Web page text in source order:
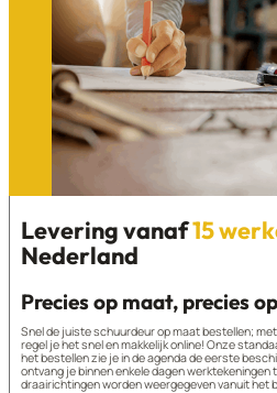
Levering vanaf15
Nederland
Precies op maat, precies
Snel de juiste schuurdeur op maat bestellen;
regel je het snel en makkelijk online! Onze
het bestellen zie je in de agenda de eerste
ontvang je binnen enkele dagen werktekeningen
draairichtingen worden weergegeven vanuit het